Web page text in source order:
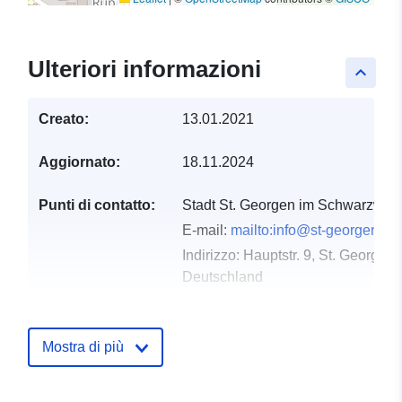
keyboard_arrow_up
Ulteriori informazioni
Creato: 13.01.2021
Aggiornato: 18.11.2024
Punti di contatto:
Stadt St. Georgen im
E-mail: mailto:info@st-georgen.de
Indirizzo: Hauptstr. 9, St.
Deutschland
Registro del
Mostra di più